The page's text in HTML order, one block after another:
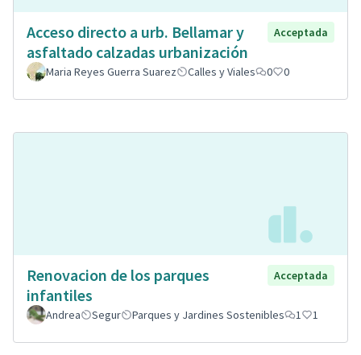
Acceso directo a urb. Bellamar y
asfaltado calzadas urbanización
Acceptada
Maria Reyes Guerra Suarez Calles y Viales 0 0
Renovacion de los parques
infantiles
Acceptada
Andrea Segur Parques y Jardines Sostenibles 1 1